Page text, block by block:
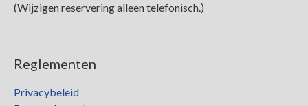
(Wijzigen reservering alleen telefonisch.)
Reglementen
Privacybeleid